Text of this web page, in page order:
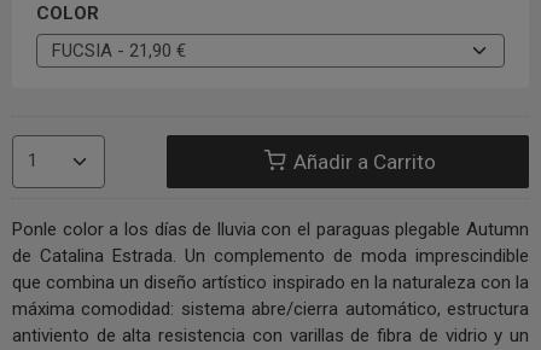
COLOR
Añadir a Carrito
Ponle color a los días de lluvia con el paraguas plegable Autumn
de Catalina Estrada. Un complemento de moda imprescindible
que combina un diseño artístico inspirado en la naturaleza con la
máxima comodidad: sistema abre/cierra automático, estructura
antiviento de alta resistencia con varillas de fibra de vidrio y un